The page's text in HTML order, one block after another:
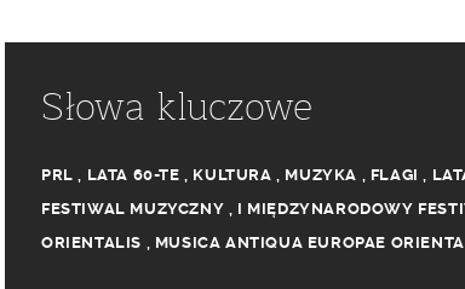
Słowa kluczowe
PRL , LATA 60-TE , KULTURA , MUZYKA , FLAGI ,
FESTIWAL MUZYCZNY , I MIĘDZYNARODOWY
ORIENTALIS , MUSICA ANTIQUA EUROPAE